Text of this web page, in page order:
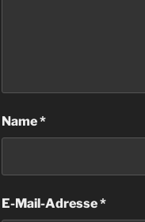
Name*
E-Mail-Adresse*